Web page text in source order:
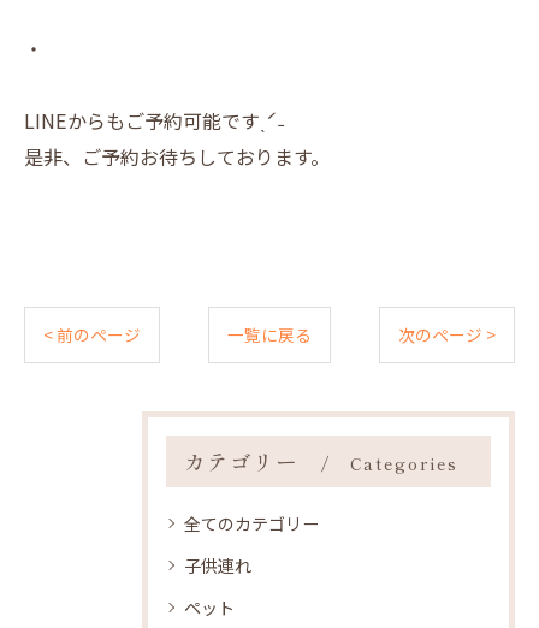
・
LINEからもご予約可能ですˎˊ˗
是非、ご予約お待ちしております。
< 前のページ 一覧に戻る 次のページ >
カテゴリー Categories
全てのカテゴリー
子供連れ
ペット